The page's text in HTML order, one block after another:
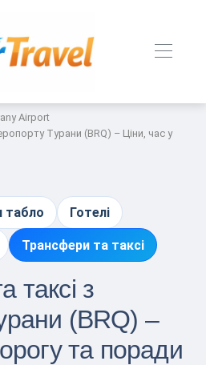
Airport
Турани (BRQ) – Ціни, час у
табло Готелі
Трансфери та таксі
таксі з
(BRQ) –
та поради